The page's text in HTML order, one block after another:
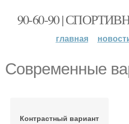
90-60-90 |
главная
Современные
Контрастный вариант